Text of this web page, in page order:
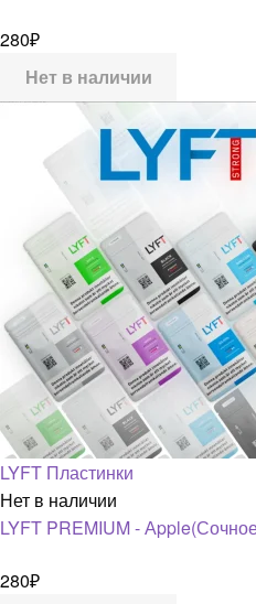
280₽
Нет в наличии
LYFT Пластинки
Нет в наличии
LYFT PREMIUM -
280₽